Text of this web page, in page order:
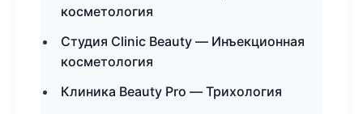
косметология
Студия Clinic Beauty — Инъекционная
косметология
Клиника Beauty Pro — Трихология